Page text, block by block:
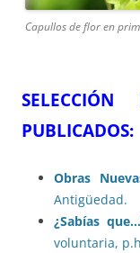
Capullos de flor en
PUBLICADOS:
Obras
Antigüedad.
¿Sabías
voluntaria, p.h